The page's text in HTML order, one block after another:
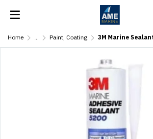
Home ... Paint, Coating 3M Marine Sealant 5200